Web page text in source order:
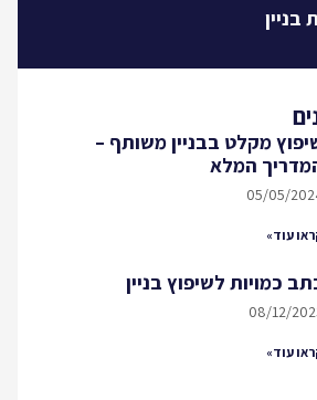
בניין
מקלט בבניין משותף –
המלא
05/05/
עוד»
כמויות לשיפוץ בניין
08/12/
עוד»